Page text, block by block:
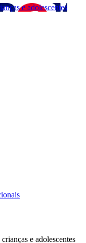
e adolescentes